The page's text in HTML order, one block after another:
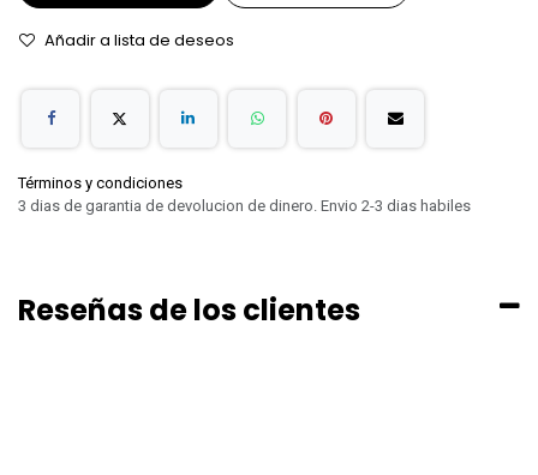
Añadir a lista de deseos
Términos y condiciones
3 dias de garantia de devolucion de dinero. Envio 2-3 dias habiles
Reseñas de los clientes